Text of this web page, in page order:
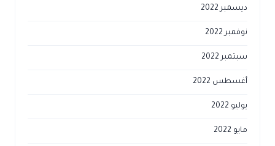
ديسمبر 2022
نوفمبر 2022
سبتمبر 2022
أغسطس 2022
يوليو 2022
مايو 2022